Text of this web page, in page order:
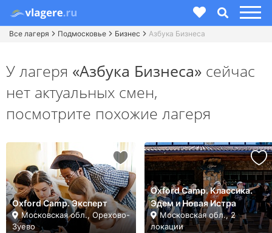
Все лагеря Подмосковье Бизнес Азбука Бизнеса
У лагеря «Азбука Бизнеса» сейчас
нет актуальных смен,
посмотрите похожие лагеря
Oxford Camp. Эксперт
Московская обл., Орехово-
Зуево
Oxford Camp. Классика.
Эдем и Новая Истра
Московская обл., 2
локации